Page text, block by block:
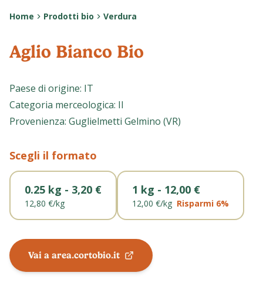
Home Prodotti bio Verdura
Aglio Bianco Bio
Paese di origine: IT
Categoria merceologica: II
Provenienza: Guglielmetti Gelmino (VR)
Scegli il formato
0.25 kg - 3,20 €
12,80 €/kg
1 kg - 12,00 €
12,00 €/kg Risparmi 6%
Vai a area.cortobio.it